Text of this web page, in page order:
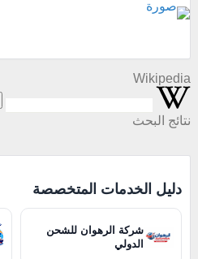
Wikipedia
نتائج البحث
دليل الخدمات المتخصصة
شركة الرهوان للشحن
الدولي